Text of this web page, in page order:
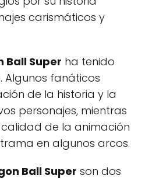
carismáticos y
Ball Super ha tenido
Algunos fanáticos
de la historia y la
personajes, mientras
de la animación
en algunos arcos.
Ball Super son dos